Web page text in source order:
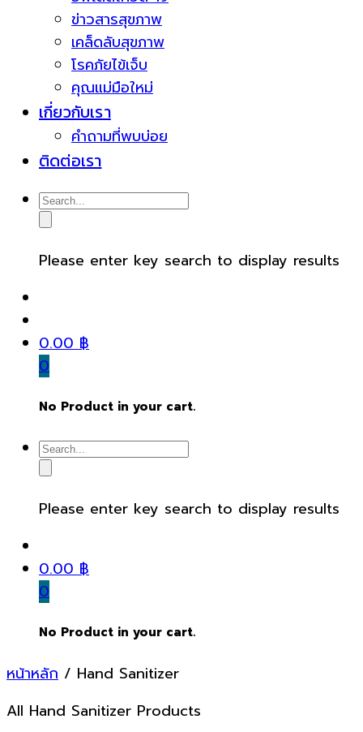
ข่าวสารสุขภาพ
เคล็ดลับสุขภาพ
โรคภัยไข้เจ็บ
คุณแม่มือใหม่
เกี่ยวกับเรา
คำถามที่พบบ่อย
ติดต่อเรา
Please enter key search to display results
0.00฿
0
No Product in your cart.
Please enter key search to display results
0.00฿
0
No Product in your cart.
หน้าหลัก / Hand Sanitizer
All Hand Sanitizer Products